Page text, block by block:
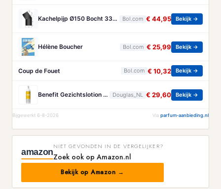
Kachelpijp Ø150 Bocht 33° - zwart - staal - 2mm - 33 graden Bol.com € 44,95 Bekijk →
Hélène Boucher Bol.com € 25,99 Bekijk →
Coup de Fouet Bol.com € 10,32 Bekijk →
Benefit Gezichtslotion The POREfessional Gezichtstoner Unisex 133ml Douglas_NL € 29,60 Bekijk →
Bijgewerkt 6-8-2026 Via parfum-aanbieding.nl
amazon
NIET GEVONDEN IN DE VERGELIJKER?
Zoek ook op Amazon.nl
Bekijk op Amazon →